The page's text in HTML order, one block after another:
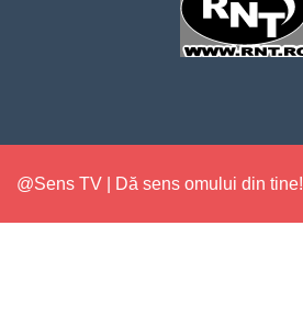
@Sens TV | Dă sens omului din tine!